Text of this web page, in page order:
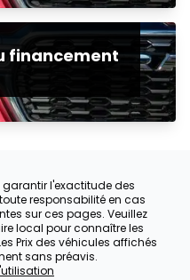
financement
l'exactitude des
responsabilité en cas
sur ces pages. Veuillez
local pour connaître les
Prix des véhicules affichés
sans préavis.